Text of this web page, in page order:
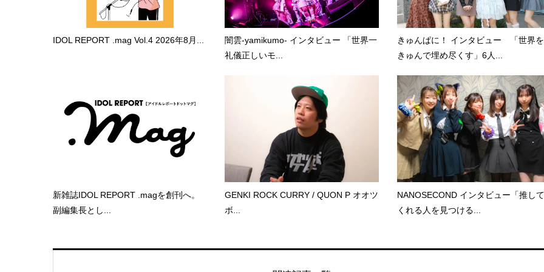
IDOL REPORT .mag Vol.4 2026年8月...
闇雲-yamikumo- インタビュー 「世界一
礼儀正しいモ...
きゅんぱに！ インタビュー 「世界を
きゅんで埋め尽くす」6人...
新雑誌IDOL REPORT .magを創刊へ。
副編集長とし...
GENKI ROCK CURRY / QUON P オオツ
ボ...
NANOSECOND インタビュー「推して
くれる人を見つける...